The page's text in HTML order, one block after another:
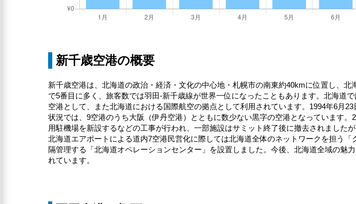
新千歳空港の概要
新千歳空港は、北海道の政治・経済・文化の中心地・札幌市の南東約40kmに位置し、
で5番目に多く、旅客数では羽田-新千歳線が世界一位になったこともあります。北海道
空港として、また北海道における国際航空の拠点として利用されています。1994年6月
状況では、9空港のうち大阪（伊丹空港）とともに数少ない黒字の空港となっています
用駐機場を新設するなどの工事が行われ、一部施設はサミット終了後に撤去されました
北海道エアポートによる道内7空港民営化に際しては北海道全体のネットワークを担う
隔管理する「北海道オペレーションセンター」を設置しました。今後、北海道全域の魅
れています。